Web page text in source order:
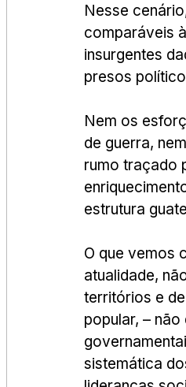
Nesse
comparáveis
insurgentes
presos
Nem os
de guerra,
rumo traçado
estrutura
O que vemos
atualidade,
territórios e
popular, –
sistemática